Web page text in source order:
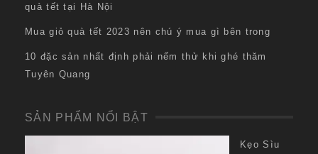
quà tết tại Hà Nội
Mua giỏ quà tết 2023 nên chú ý mua gì bên trong
10 đặc sản nhất định phải nếm thử khi ghé thăm
Tuyên Quang
SẢN PHẨM NỔI BẬT
Kẹo Sìu